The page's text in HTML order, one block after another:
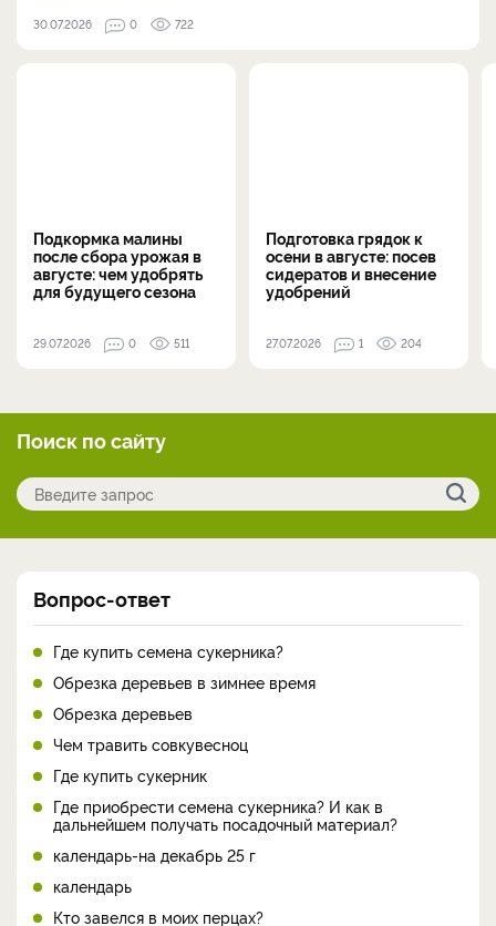
30.07.2026 0 722
Подкормка малины
после сбора урожая в
августе: чем удобрять
для будущего сезона
29.07.2026 0 511
Подготовка грядок к
осени в августе: посев
сидератов и внесение
удобрений
27.07.2026 1 204
Поиск по сайту
Вопрос-ответ
Где купить семена сукерника?
Обрезка деревьев в зимнее время
Обрезка деревьев
Чем травить совкувесноц
Где купить сукерник
Где приобрести семена сукерника? И как в
дальнейшем получать посадочный материал?
календарь-на декабрь 25 г
календарь
Кто завелся в моих перцах?